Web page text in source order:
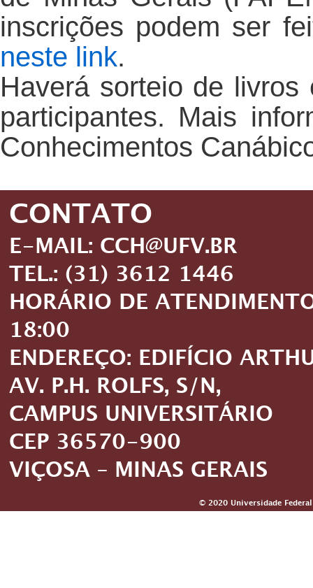
inscrições podem ser
neste link.
Haverá sorteio de
participantes. Mais
Conhecimentos
CONTATO
E-MAIL: CCH@UFV.BR
TEL.: (31) 3612 1446
HORÁRIO DE
18:00
ENDEREÇO: EDIFÍCIO
AV. P.H. ROLFS, S/N,
CAMPUS UNIVERSITÁRIO
CEP 36570-900
VIÇOSA – MINAS GERAIS
© 2020 Universidade